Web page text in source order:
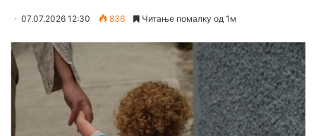
07.07.2026 12:30 836 Читање помалку од 1м